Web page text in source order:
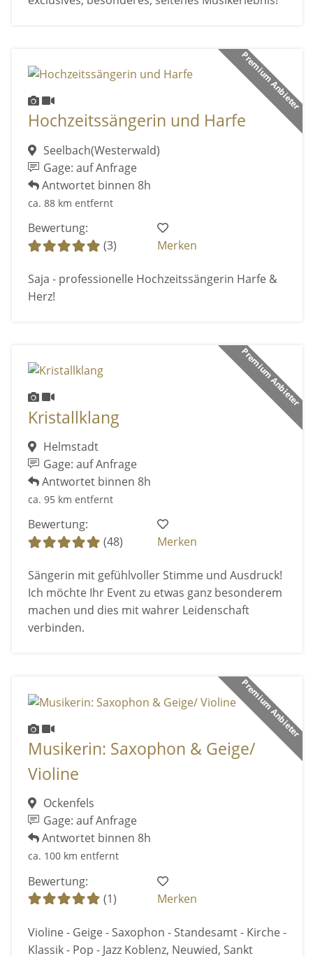
Premium Anbieter
Hochzeitssängerin und Harfe
Seelbach(Westerwald)
Gage: auf Anfrage
Antwortet binnen 8h
ca. 88 km entfernt
Bewertung:
(3)
Merken
Saja - professionelle Hochzeitssängerin Harfe &
Herz!
Premium Anbieter
Kristallklang
Helmstadt
Gage: auf Anfrage
Antwortet binnen 8h
ca. 95 km entfernt
Bewertung:
(48)
Merken
Sängerin mit gefühlvoller Stimme und Ausdruck!
Ich möchte Ihr Event zu etwas ganz besonderem
machen und dies mit wahrer Leidenschaft
verbinden.
Premium Anbieter
Musikerin: Saxophon & Geige/
Violine
Ockenfels
Gage: auf Anfrage
Antwortet binnen 8h
ca. 100 km entfernt
Bewertung:
(1)
Merken
Violine - Geige - Saxophon - Standesamt - Kirche -
Klassik - Pop - Jazz Koblenz, Neuwied, Sankt